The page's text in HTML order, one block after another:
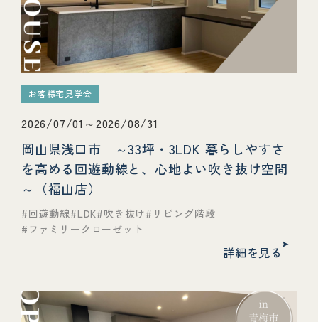
お客様宅見学会
2026/07/01～2026/08/31
岡山県浅口市 ～33坪・3LDK 暮らしやすさ
を高める回遊動線と、心地よい吹き抜け空間
～（福山店）
回遊動線 LDK 吹き抜け
リビング階段
ファミリークローゼット
詳細を見る